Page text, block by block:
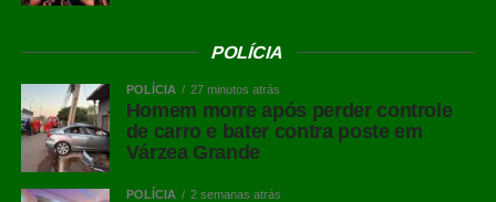
POLÍCIA
POLÍCIA 27 minutos atrás
Homem morre após perder controle
de carro e bater contra poste em
Várzea Grande
POLÍCIA 2 semanas atrás